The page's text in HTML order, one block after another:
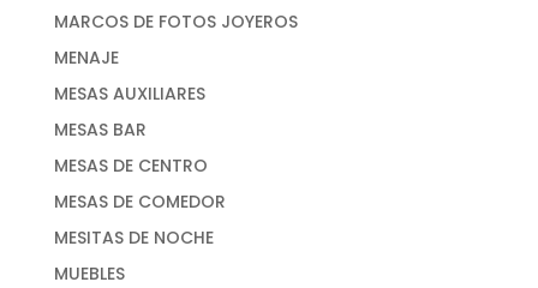
MARCOS DE FOTOS JOYEROS
MENAJE
MESAS AUXILIARES
MESAS BAR
MESAS DE CENTRO
MESAS DE COMEDOR
MESITAS DE NOCHE
MUEBLES